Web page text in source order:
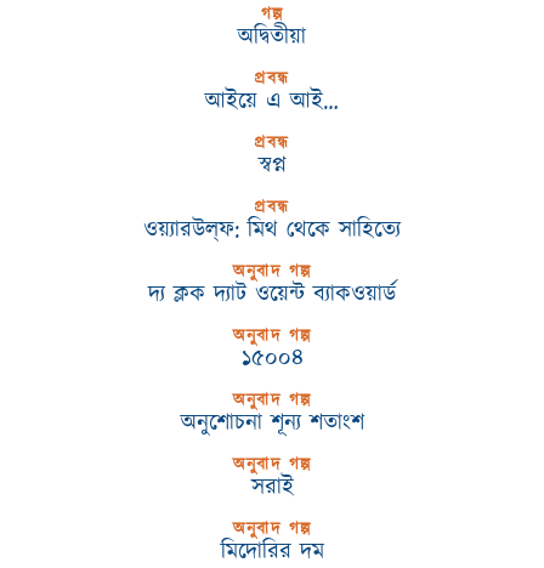
গল্প
অদ্বিতীয়া
প্রবন্ধ
আইয়ে এ আই…
প্রবন্ধ
স্বপ্ন
প্রবন্ধ
ওয়্যারউল্‌ফ: মিথ থেকে সাহিত্যে
অনুবাদ গল্প
দ্য ক্লক দ্যাট ওয়েন্ট ব্যাকওয়ার্ড
অনুবাদ গল্প
১৫০০৪
অনুবাদ গল্প
অনুশোচনা শূন্য শতাংশ
অনুবাদ গল্প
সরাই
অনুবাদ গল্প
মিদোরির দম